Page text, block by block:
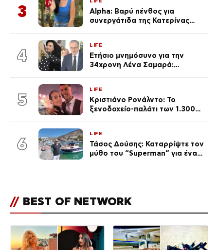
3
Alpha: Βαρύ πένθος για
συνεργάτιδα της Κατερίνας
του Θεού»
4
LIFE
Ετήσιο μνημόσυνο για την
34χρονη Λένα Σαμαρά:
5
LIFE
Κριστιάνο Ρονάλντο: Το
ξενοδοχείο-παλάτι των 1.300
(φωτογραφίες)
6
LIFE
Τάσος Δούσης: Καταρρίψτε τον
μύθο του “Superman” για ένα
// BEST OF NETWORK